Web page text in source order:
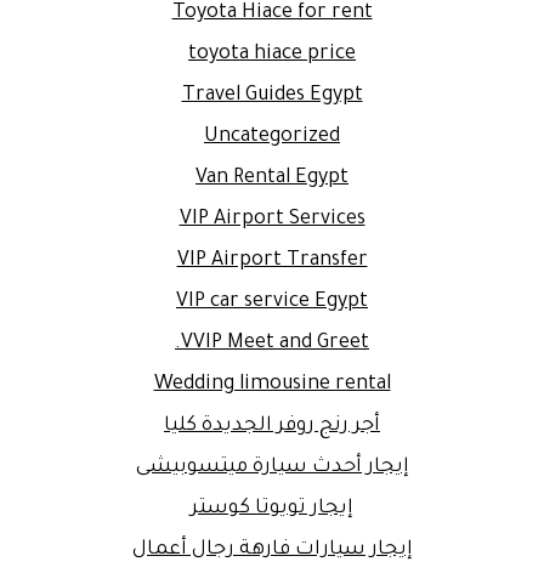
Toyota Hiace for rent
toyota hiace price
Travel Guides Egypt
Uncategorized
Van Rental Egypt
VIP Airport Services
VIP Airport Transfer
VIP car service Egypt
VVIP Meet and Greet.
Wedding limousine rental
أجر رنج روفر الجديدة كليا
إيجار أحدث سيارة ميتسوبيشى
إيجار تويوتا كوستر
إيجار سيارات فارهة رجال أعمال